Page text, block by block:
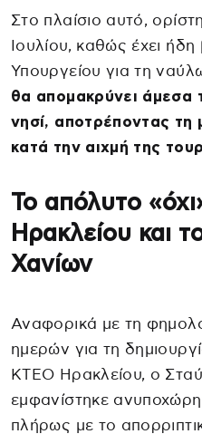
Στο πλαίσιο αυτό,
Ιουλίου, καθώς έχει
Υπουργείου για τη
θα απομακρύνει άμεσα
νησί, αποτρέποντας τη
κατά την αιχμή της
Το απόλυτο
Ηρακλείου και
Χανίων
Αναφορικά με τη
ημερών για τη
ΚΤΕΟ Ηρακλείου, ο
εμφανίστηκε
πλήρως με το